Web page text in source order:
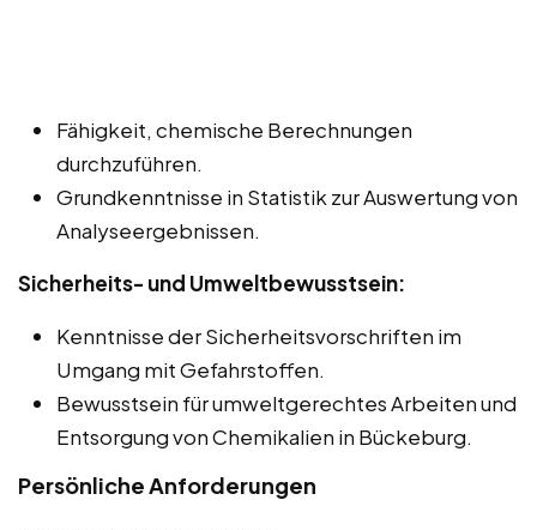
Fähigkeit, chemische Berechnungen
durchzuführen.
Grundkenntnisse in Statistik zur Auswertung von
Analyseergebnissen.
Sicherheits- und Umweltbewusstsein:
Kenntnisse der Sicherheitsvorschriften im
Umgang mit Gefahrstoffen.
Bewusstsein für umweltgerechtes Arbeiten und
Entsorgung von Chemikalien in Bückeburg.
Persönliche Anforderungen